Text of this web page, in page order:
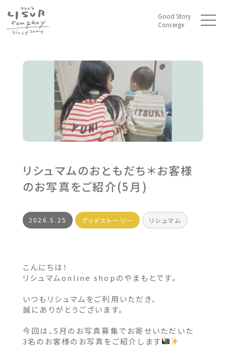
Good Story
Concerge
リシュマムのおともだち＊お客様
のお写真をご紹介(5月)
2026.5.25 グッドストーリー リシュマム
こんにちは！
リシュマムonline shopのやまもとです。
いつもリシュマムをご利用いただき、
誠にありがとうございます。
今回は、5月のお写真募集でお寄せいただいた
3名のお客様のお写真をご紹介します
t
o